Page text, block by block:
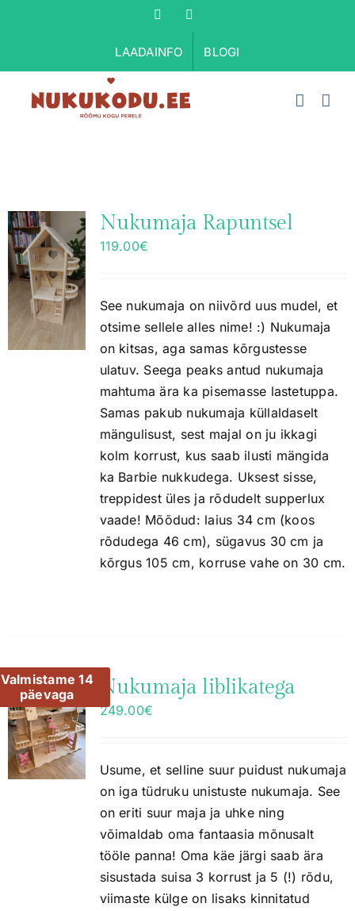
Facebook
LAADAINFO BLOGI
Nukumaja Rapuntsel
119.00€
See nukumaja on niivõrd uus mudel, et
otsime sellele alles nime! :) Nukumaja
on kitsas, aga samas kõrgustesse
ulatuv. Seega peaks antud nukumaja
mahtuma ära ka pisemasse lastetuppa.
Samas pakub nukumaja küllaldaselt
mängulisust, sest majal on ju ikkagi
kolm korrust, kus saab ilusti mängida
ka Barbie nukkudega. Uksest sisse,
treppidest üles ja rõdudelt supperlux
vaade! Mõõdud: laius 34 cm (koos
rõdudega 46 cm), sügavus 30 cm ja
kõrgus 105 cm, korruse vahe on 30 cm.
Valmistame 14
päevaga
Nukumaja liblikatega
249.00€
Usume, et selline suur puidust nukumaja
on iga tüdruku unistuste nukumaja. See
on eriti suur maja ja uhke ning
võimaldab oma fantaasia mõnusalt
tööle panna! Oma käe järgi saab ära
sisustada suisa 3 korrust ja 5 (!) rõdu,
viimaste külge on lisaks kinnitatud